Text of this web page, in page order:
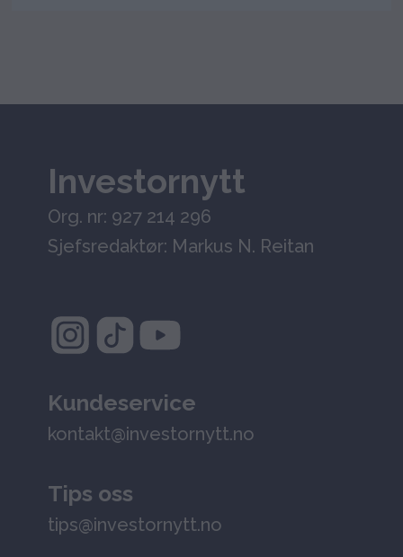
Investornytt
Org. nr: 927 214 296
Sjefsredaktør: Markus N. Reitan
Kundeservice
kontakt@investornytt.no
Tips oss
tips@investornytt.no